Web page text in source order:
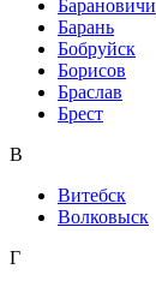
Барановичи
Барань
Бобруйск
Борисов
Браслав
Брест
В
Витебск
Волковыск
Г